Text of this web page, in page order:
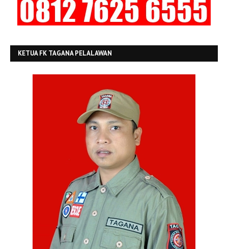
KETUA FK TAGANA PELALAWAN